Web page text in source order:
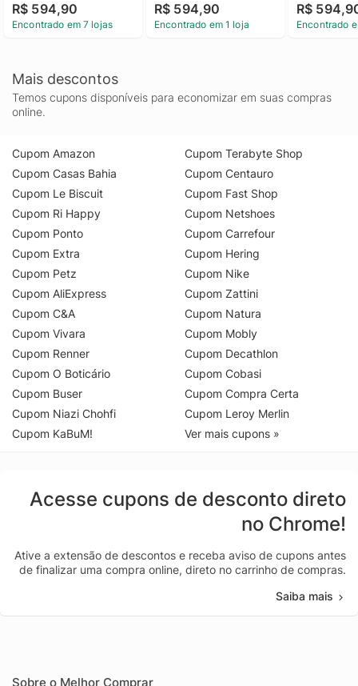
R$ 594,90
Encontrado em 7 lojas
R$ 594,90
Encontrado em 1 loja
R$
Encontrado
Mais descontos
Temos cupons disponíveis para economizar em suas compras
online.
Cupom Amazon
Cupom Casas Bahia
Cupom Le Biscuit
Cupom Ri Happy
Cupom Ponto
Cupom Extra
Cupom Petz
Cupom AliExpress
Cupom C&A
Cupom Vivara
Cupom Renner
Cupom O Boticário
Cupom Buser
Cupom Niazi Chohfi
Cupom KaBuM!
Cupom Terabyte Shop
Cupom Centauro
Cupom Fast Shop
Cupom Netshoes
Cupom Carrefour
Cupom Hering
Cupom Nike
Cupom Zattini
Cupom Natura
Cupom Mobly
Cupom Decathlon
Cupom Cobasi
Cupom Compra Certa
Cupom Leroy Merlin
Ver mais cupons »
Acesse cupons de desconto direto
no Chrome!
Ative a extensão de descontos e receba aviso de cupons antes
de finalizar uma compra online, direto no carrinho de compras.
Saiba mais
Sobre o Melhor Comprar